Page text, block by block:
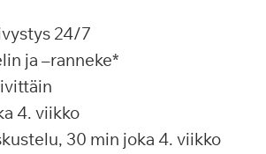
24/7
ja –ranneke*
4. viikko
30 min joka 4. viikko